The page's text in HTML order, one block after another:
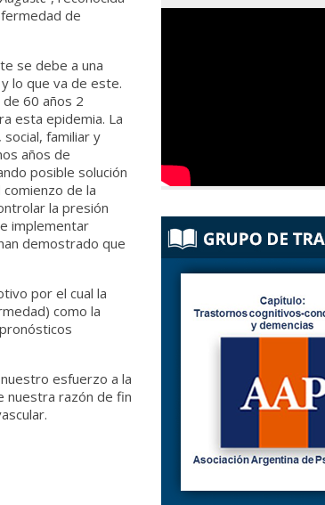
de
se debe a una
lo que va de este.
60 años 2
esta epidemia. La
familiar y
años de
posible solución
de la
la presión
implementar
demostrado que
por el cual la
como la
esfuerzo a la
nuestra razón de fin